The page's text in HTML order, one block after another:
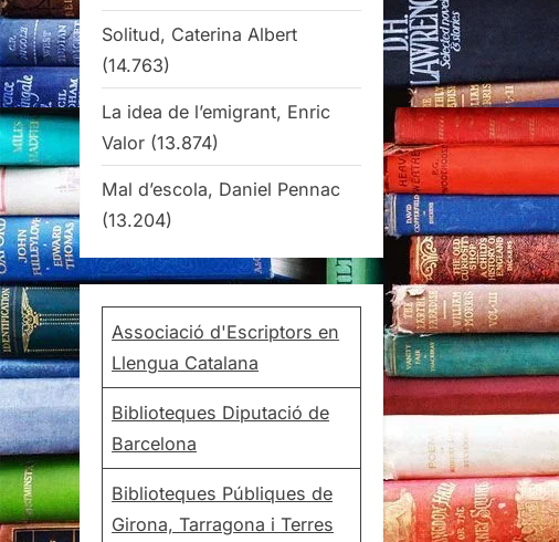
Solitud, Caterina Albert
(14.763)
La idea de l’emigrant, Enric
Valor (13.874)
Mal d’escola, Daniel Pennac
(13.204)
Associació d'Escriptors en
Llengua Catalana
Biblioteques Diputació de
Barcelona
Biblioteques Públiques de
Girona, Tarragona i Terres